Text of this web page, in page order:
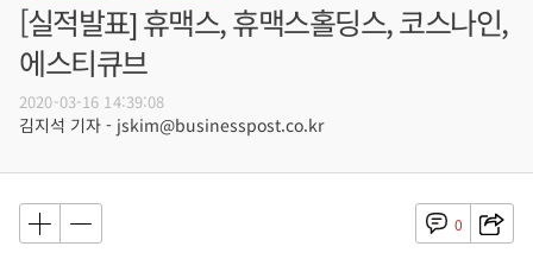
[실적발표] 휴맥스, 휴맥스홀딩스, 코스나인,
에스티큐브
2020-03-16 14:39:08
김지석 기자 - jskim@businesspost.co.kr
0